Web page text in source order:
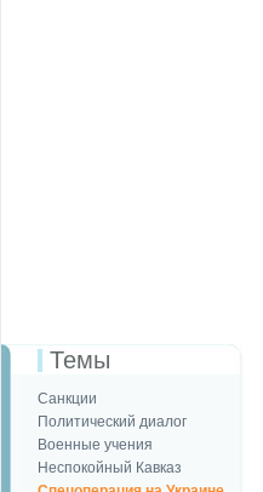
Темы
Санкции
Политический диалог
Военные учения
Неспокойный Кавказ